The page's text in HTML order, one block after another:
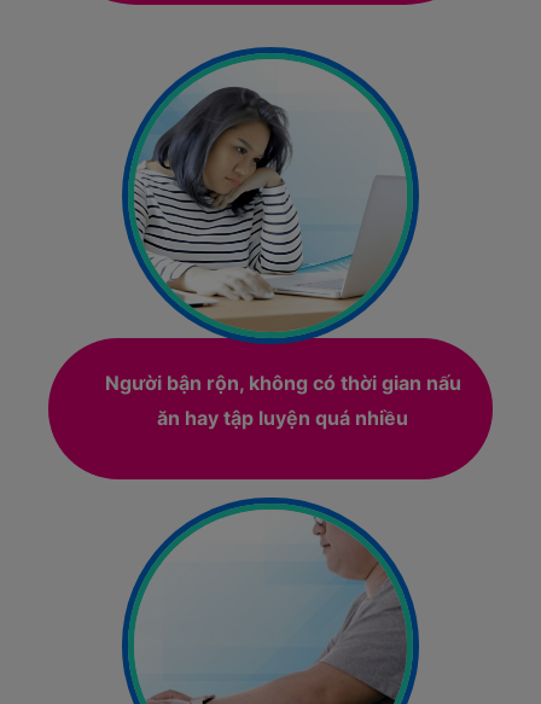
Người bận rộn, không có thời gian nấu
ăn hay tập luyện quá nhiều